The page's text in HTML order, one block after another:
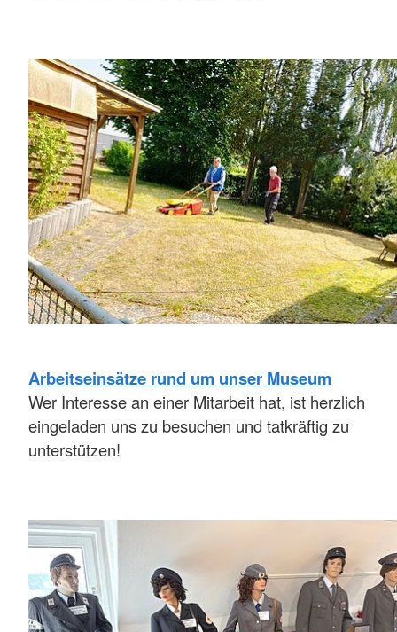
Arbeitseinsätze rund um unser Museum
Wer Interesse an einer Mitarbeit hat, ist herzlich
eingeladen uns zu besuchen und tatkräftig zu
unterstützen!